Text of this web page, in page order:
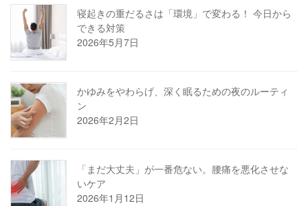
寝起きの重だるさは「環境」で変わる！ 今日から
できる対策
2026年5月7日
かゆみをやわらげ、深く眠るための夜のルーティ
ン
2026年2月2日
「まだ大丈夫」が一番危ない。腰痛を悪化させな
いケア
2026年1月12日